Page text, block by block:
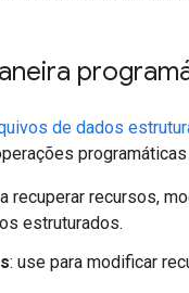
de dados
recuperar recursos,
estruturados.
: use para modificar